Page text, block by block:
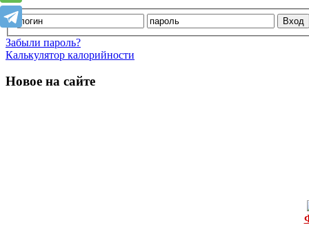
Забыли пароль?
Калькулятор калорийности
Новое на сайте